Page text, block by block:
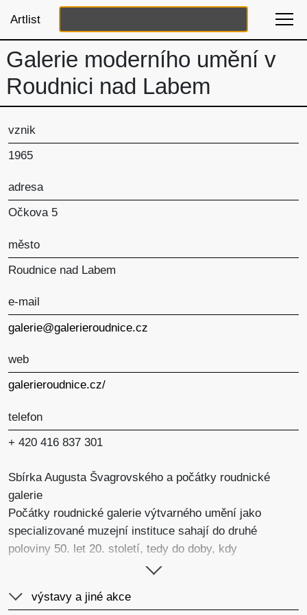
Artlist
Galerie moderního umění v
Roudnici nad Labem
vznik
1965
adresa
Očkova 5
město
Roudnice nad Labem
e-mail
galerie@galerieroudnice.cz
web
galerieroudnice.cz/
telefon
+ 420 416 837 301
Sbírka Augusta Švagrovského a počátky roudnické
galerie
Počátky roudnické galerie výtvarného umění jako
specializované muzejní instituce sahají do druhé
poloviny 50. let 20. století, tedy do doby, kdy
v tehdejším Československu vznikala síť regionálních
roudnické sbírky však sahá mnohem hlouběji do
výstavy a jiné akce